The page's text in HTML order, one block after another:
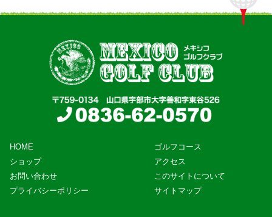
HOME
ゴルフコース
ショップ
アクセス
お問い合わせ
このサイトについて
プライバシーポリシー
サイトマップ